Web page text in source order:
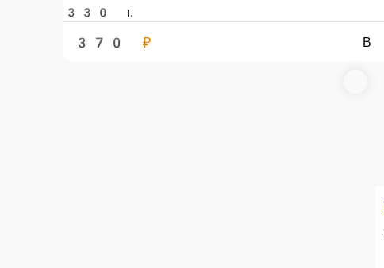
330 г.
370 ₽